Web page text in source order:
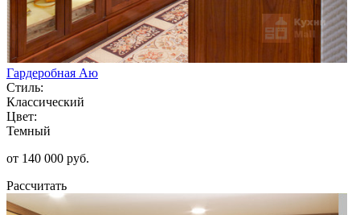
Гардеробная Аю
Стиль:
Классический
Цвет:
Темный
от 140 000 руб.
Рассчитать